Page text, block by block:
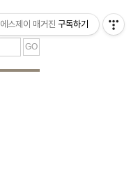
에스제이 매거진 구독하기